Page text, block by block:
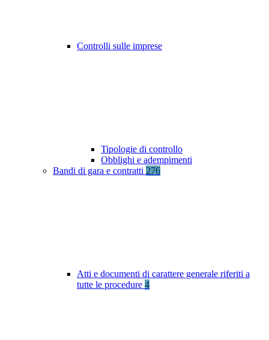
Controlli sulle imprese
Tipologie di controllo
Obblighi e adempimenti
Bandi di gara e contratti 276
Atti e documenti di carattere generale riferiti a
tutte le procedure 4